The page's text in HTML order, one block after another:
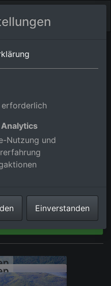
Bad
in Baden-
Online-Shop
erforderlich
Nutzung und
Einverstanden